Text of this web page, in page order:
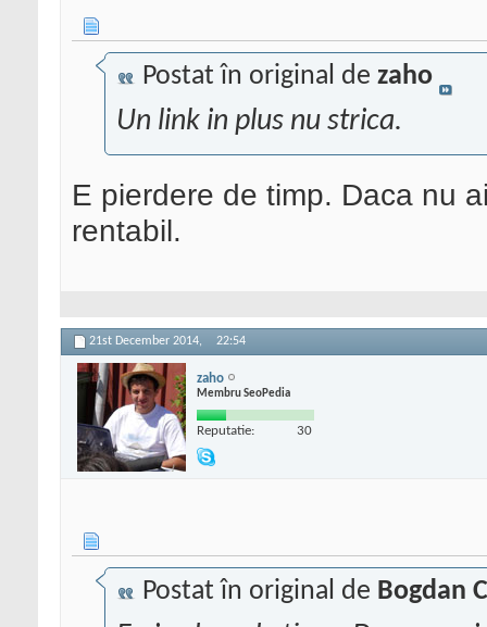
Postat în original de zaho
Un link in plus nu strica.
E pierdere de timp. Daca nu
rentabil.
21st December 2014, 22:54
zaho
Membru SeoPedia
Reputatie: 30
Postat în original de Bogdan